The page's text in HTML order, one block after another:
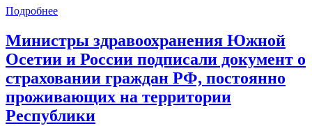
Подробнее
Министры здравоохранения Южной
Осетии и России подписали документ о
страховании граждан РФ, постоянно
проживающих на территории
Республики